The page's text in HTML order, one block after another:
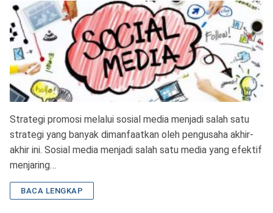
Strategi promosi melalui sosial media menjadi salah satu
strategi yang banyak dimanfaatkan oleh pengusaha akhir-
akhir ini. Sosial media menjadi salah satu media yang efektif
menjaring…
BACA LENGKAP